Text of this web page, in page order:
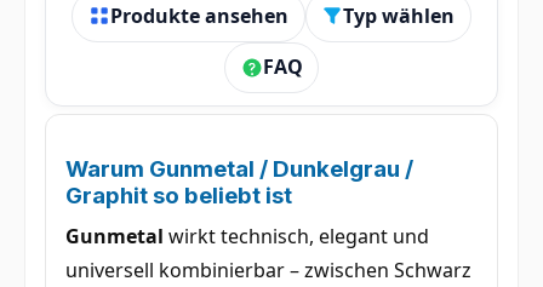
Produkte ansehen
Typ wählen
FAQ
Warum Gunmetal / Dunkelgrau /
Graphitso beliebt ist
Gunmetal wirkt technisch, elegant und
universell kombinierbar – zwischen Schwarz